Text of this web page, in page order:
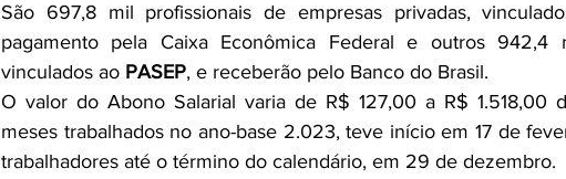
São 697,8 mil profissionais de empresas privadas,
pagamento pela Caixa Econômica Federal e outros 942,4
vinculados ao PASEP, e receberão pelo Banco do Brasil.
O valor do Abono Salarial varia de R$ 127,00 a R$ 1.518,00
meses trabalhados no ano-base 2.023, teve início em 17 de
trabalhadores até o término do calendário, em 29 de dezembro.